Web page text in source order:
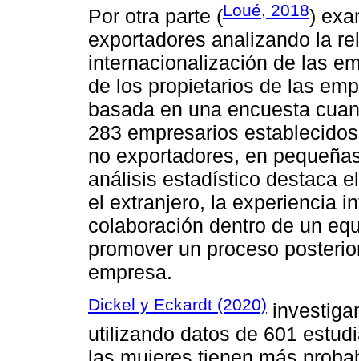
Por otra parte (Loué, 2018)
exportadores analizando la
internacionalización de las
de los propietarios de las
basada en una encuesta
283 empresarios
no exportadores, en
análisis estadístico destaca
el extranjero, la experiencia
colaboración dentro de un
promover un proceso
empresa.
Dickel y Eckardt (2020)
utilizando datos de 601